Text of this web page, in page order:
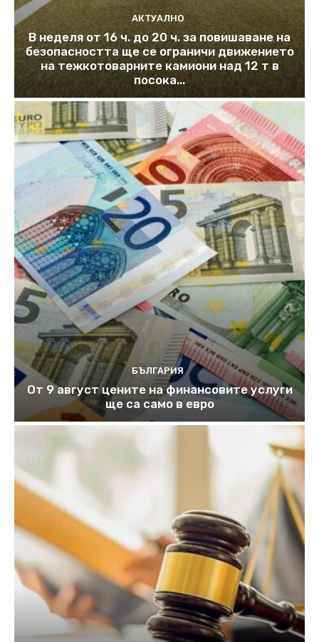
АКТУАЛНО
В неделя от 16 ч. до 20 ч. за повишаване на
безопасността ще се ограничи движението
на тежкотоварните камиони над 12 т в
посока...
БЪЛГАРИЯ
От 9 август цените на финансовите услуги
ще са само в евро